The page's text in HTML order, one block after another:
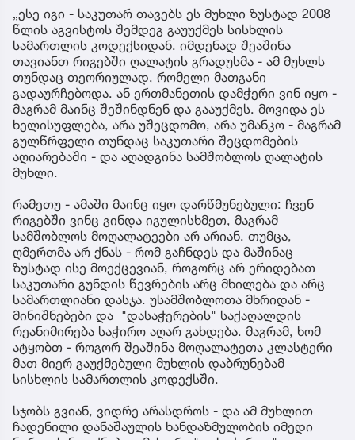
„ესე იგი - საკუთარ თავებს ეს მუხლი ზუსტად 2008
წლის აგვისტოს შემდეგ გაუუქმეს სისხლის
სამართლის კოდექსიდან. იმდენად შეაშინა
თავიანთ რიგებში ღალატის გრადუსმა - ამ მუხლს
თუნდაც თეორიულად, რომელი მათგანი
გადაურჩებოდა. ან ერთმანეთის დამჭერი ვინ იყო -
მაგრამ მაინც შეშინდნენ და გააუქმეს. მოვიდა ეს
ხელისუფლება, არა უშეცდომო, არა უმანკო - მაგრამ
გულწრფელი თუნდაც საკუთარი შეცდომების
აღიარებაში - და აღადგინა სამშობლოს ღალატის
მუხლი.
რამეთუ - ამაში მაინც იყო დარწმუნებული: ჩვენ
რიგებში ვინც გინდა იგულისხმეთ, მაგრამ
სამშობლოს მოღალატეები არ არიან. თუმცა,
ღმერთმა არ ქნას - რომ გაჩნდეს და მაშინაც
ზუსტად ისე მოექცევიან, როგორც არ ერიდებათ
საკუთარი გუნდის წევრების არც მხილება და არც
სამართლიანი დასჯა. უსამშობლოთა მხრიდან -
მინიშნებები და "დასაჭერების" საქაღალდის
რეანიმირება საჭირო აღარ გახდება. მაგრამ, ხომ
ატყობთ - როგორ შეაშინა მოღალატეთა კლასტერი
მათ მიერ გაუქმებული მუხლის დაბრუნებამ
სისხლის სამართლის კოდექსში.
სჯობს გვიან, ვიდრე არასდროს - და ამ მუხლით
ჩადენილი დანაშაულის ხანდაზმულობის იმედი